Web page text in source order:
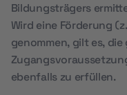
Bildungsträgers
Wird eine Förderung
genommen, gilt es,
ebenfalls zu erfüllen.